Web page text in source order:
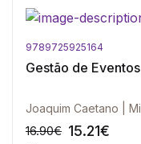
9789725925164
Gestão de Eventos
16.90€ 15.21€